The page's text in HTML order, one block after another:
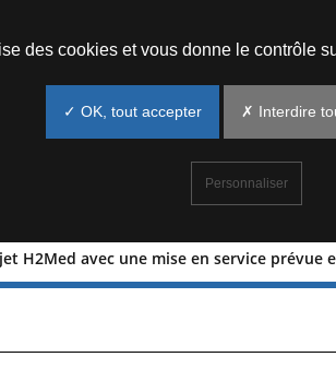
H2Med avec une mise en service prévue
projet H2Med avec une
des cookies et vous donne le contrôle
✓ OK, tout accepter ✗ Interdire
Personnaliser